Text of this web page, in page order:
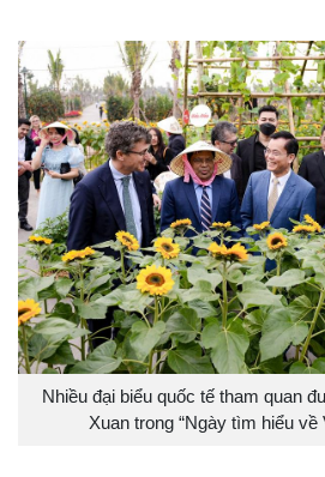
Nhiều đại biểu quốc tế tham quan
Xuan trong “Ngày tìm hiểu về